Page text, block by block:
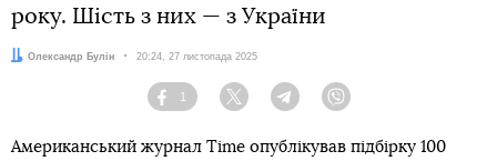
року. Шість з них — з України
Автор:
Олександр Булін Дата:
20:24, 27 листопада 2025
Facebook
1
Twitter TelegramViber
Американський журнал Time опублікував підбірку 100